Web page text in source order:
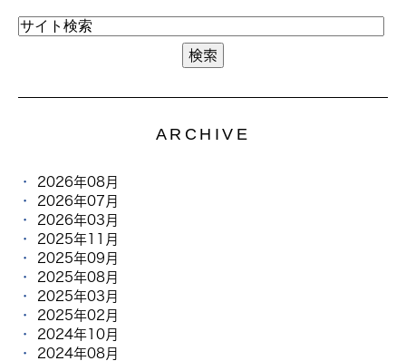
ARCHIVE
2026年08月
2026年07月
2026年03月
2025年11月
2025年09月
2025年08月
2025年03月
2025年02月
2024年10月
2024年08月